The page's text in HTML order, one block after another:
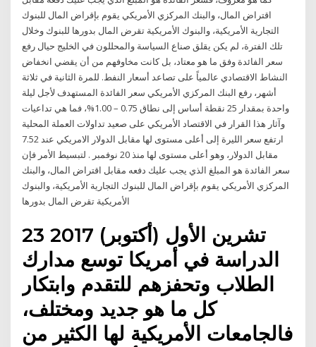
اقتراض المال، والبنك المركزي الأمريكي يقوم بإقراض المال للبنوك
التجارية الأمريكية، والبنوك الأمريكية تقرض المال بدورها للبنوك وخلال
تلك الفترة، لم يكن يقلق صناع السياسة والمحللون في الخليج حيال رفع
سعر الفائدة وفق ما هو معتاد، بل كانت مخاوفهم من أن يقضي انخفاض
النشاط الاقتصادي عالمياً على تصاعد أسعار النفط. للمرة الثانية في ثلاثة
أشهر، رفع البنك المركزي الأمريكي سعر الفائدة المستهدف لأجل ليلة
واحدة بمقدار 25 نقطة أساس إلى نطاق 0.75 – 1.00%، فما هي تداعيات
وآثار هذا القرار في الاقتصاد الأمريكي على صعيد تداولات العملة المحلية
ارتفع سعر الليرة إلى أعلى مستوى لها مقابل الدولار الامريكي عند 7.52
مقابل الدولار، وهو أعلى مستوى لها منذ 20 نوفمبر . لتبسيط الأمر فإن
سعر الفائدة هو المبلغ الذي يجب عليك دفعه مقابل اقتراض المال، والبنك
المركزي الأمريكي يقوم بإقراض المال للبنوك التجارية الأمريكية، والبنوك
الأمريكية تقرض المال بدورها
23 تشرين الأول (أكتوبر) 2017
الدراسة في أمريكا توسع مدارك
الطلاب وتحفزهم للتقدم وابتكار
كل ما هو جديد ومختلف،
فالجامعات الأمريكية لها الكثير من